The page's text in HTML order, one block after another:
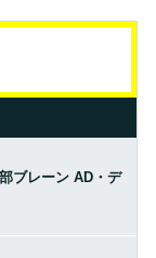
ブレーン AD・デ